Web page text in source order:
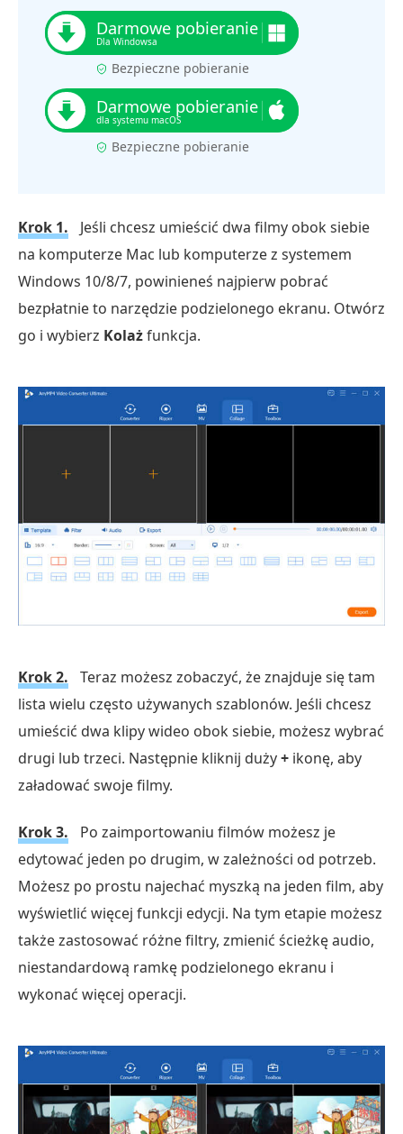
Darmowe pobieranie
Dla Windowsa
Bezpieczne pobieranie
Darmowe pobieranie
Bezpieczne pobieranie
Krok 1.
Jeśli chcesz umieścić dwa filmy obok siebie
na komputerze Mac lub komputerze z systemem
Windows 10/8/7, powinieneś najpierw pobrać
bezpłatnie to narzędzie podzielonego ekranu. Otwórz
go i wybierz Kolażfunkcja.
Krok 2.
Teraz możesz zobaczyć, że znajduje się tam
lista wielu często używanych szablonów. Jeśli chcesz
umieścić dwa klipy wideo obok siebie, możesz wybrać
drugi lub trzeci. Następnie kliknij duży+ ikonę, aby
załadować swoje filmy.
Krok 3.
Po zaimportowaniu filmów możesz je
edytować jeden po drugim, w zależności od potrzeb.
Możesz po prostu najechać myszką na jeden film, aby
wyświetlić więcej funkcji edycji. Na tym etapie możesz
także zastosować różne filtry, zmienić ścieżkę audio,
niestandardową ramkę podzielonego ekranu i
wykonać więcej operacji.